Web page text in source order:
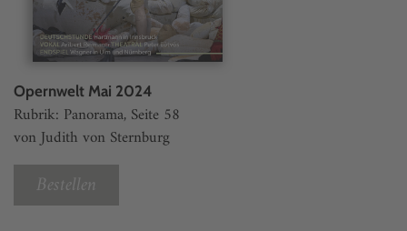
Opernwelt Mai 2024
Rubrik: Panorama, Seite 58
von Judith von Sternburg
Bestellen